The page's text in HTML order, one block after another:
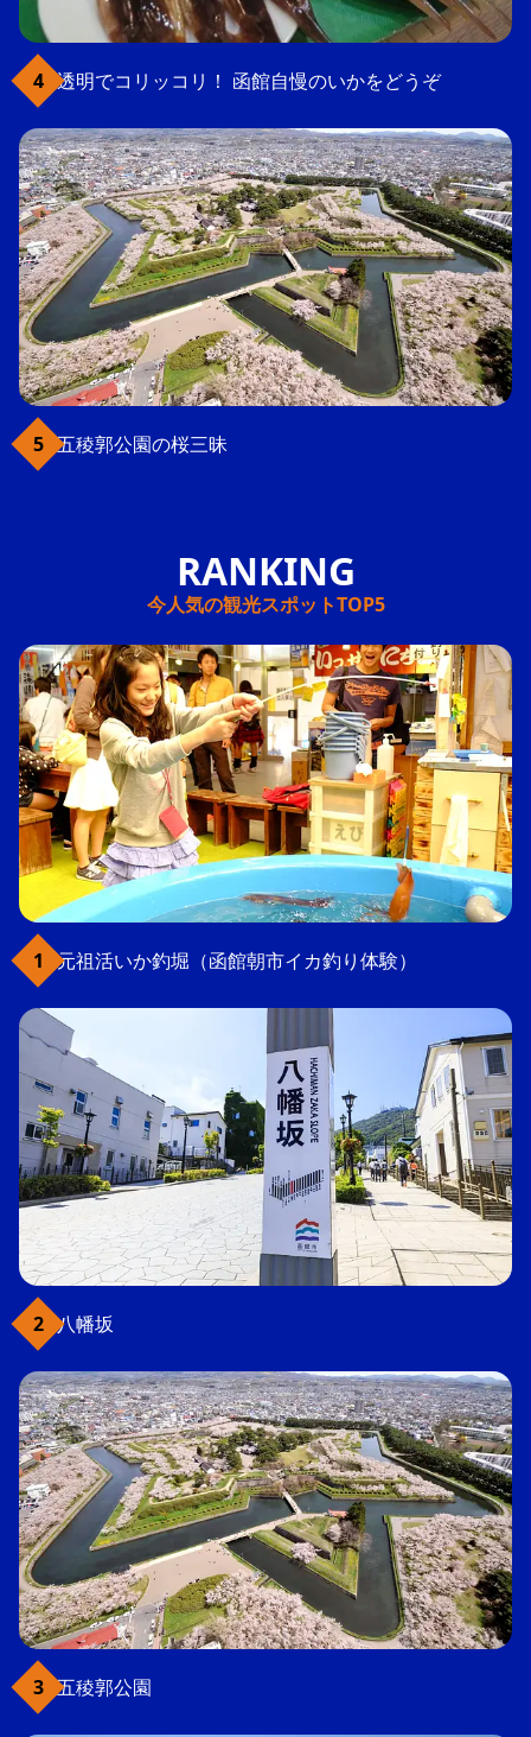
透明でコリッコリ！ 函館自慢のいかをどうぞ
五稜郭公園の桜三昧
今人気の観光スポットTOP5
元祖活いか釣堀（函館朝市イカ釣り体験）
八幡坂
五稜郭公園